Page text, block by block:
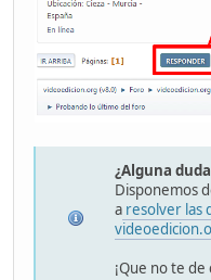
¿Alguna
Disponemos
a resolver las
¡Que no te